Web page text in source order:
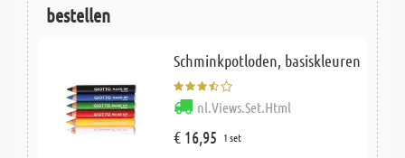
bestellen
Schminkpotloden, basiskleuren
nl.Views.Set.Html
€ 16,95 1 set